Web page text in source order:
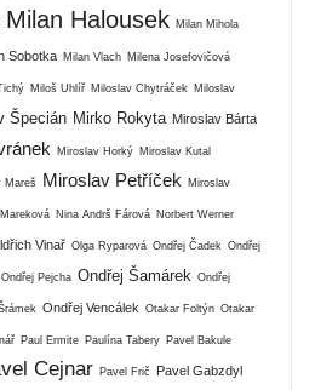
Milan Halousek Milan Mihola
Sobotka Milan Vlach Milena Josefovičová
Miloš Uhlíř Miloslav Chytráček Miloslav
Špecián Mirko Rokyta Miroslav Bárta
Miroslav Horký Miroslav Kutal
Mareš Miroslav Petříček Miroslav
Nina Andrš Fárová Norbert Werner
Vinař Olga Ryparová Ondřej Čadek Ondřej
Ondřej Pejcha Ondřej Šamárek Ondřej
Ondřej Vencálek Otakar Foltýn Otakar
Paul Ermite Paulína Tabery Pavel Bakule
Cejnar Pavel Frič Pavel Gabzdyl